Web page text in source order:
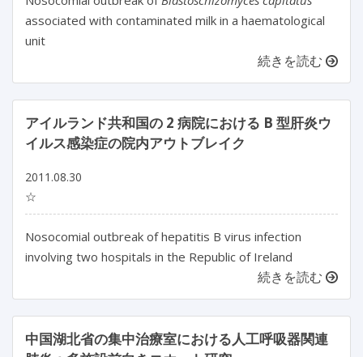
associated with contaminated milk in a haematological
unit
続きを読む
アイルランド共和国の 2 病院における B 型肝炎ウ
イルス感染症の院内アウトブレイク
2011.08.30
☆
Nosocomial outbreak of hepatitis B virus infection
involving two hospitals in the Republic of Ireland
続きを読む
中国湖北省の集中治療室における人工呼吸器関連